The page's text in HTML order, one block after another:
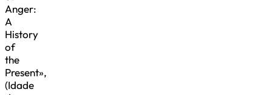
Anger:
A
History
of
the
Present»,
(Idade